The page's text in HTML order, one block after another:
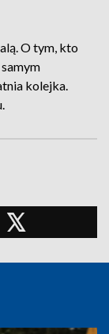
O tym, kto
kolejka.